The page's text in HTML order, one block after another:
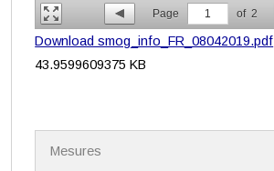
Page 1 of 2
Download smog_info_FR_08042019.pdf
43.9599609375 KB
Mesures